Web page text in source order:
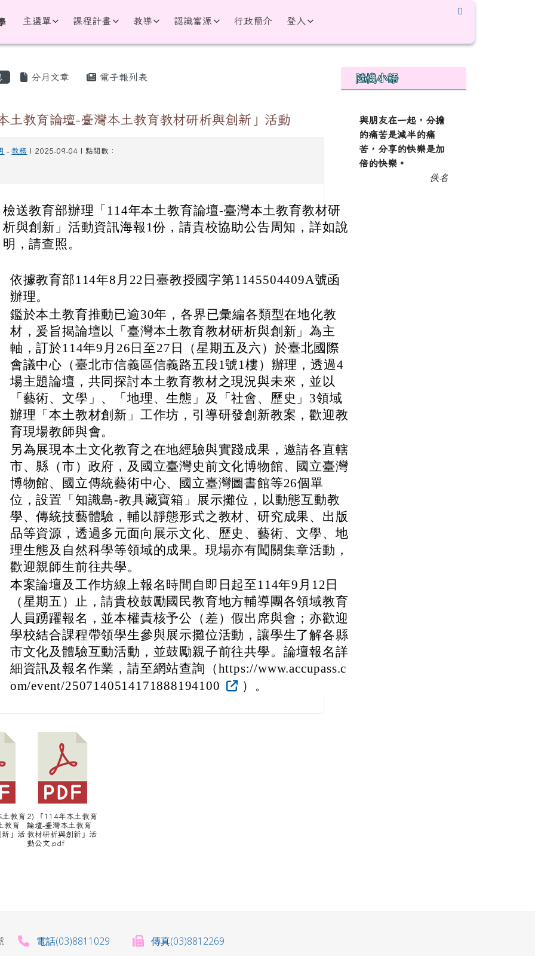
主選單 課程計畫 教導 認識富源 行政簡介 登入
域分月文章 電子報列表
土教育論壇-臺灣本土教育教材研析與創新」活動
-教務 | 2025-09-04 | 點閱數：
檢送教育部辦理「114年本土教育論壇-臺灣本土教育教材研
析與創新」活動資訊海報1份，請貴校協助公告周知，詳如說
明，請查照。
依據教育部114年8月22日臺教授國字第1145504409A號函
辦理。
鑑於本土教育推動已逾30年，各界已彙編各類型在地化教
材，爰旨揭論壇以「臺灣本土教育教材研析與創新」為主
軸，訂於114年9月26日至27日（星期五及六）於臺北國際
會議中心（臺北市信義區信義路五段1號1樓）辦理，透過4
場主題論壇，共同探討本土教育教材之現況與未來，並以
「藝術、文學」、「地理、生態」及「社會、歷史」3領域
辦理「本土教材創新」工作坊，引導研發創新教案，歡迎教
育現場教師與會。
另為展現本土文化教育之在地經驗與實踐成果，邀請各直轄
市、縣（市）政府，及國立臺灣史前文化博物館、國立臺灣
博物館、國立傳統藝術中心、國立臺灣圖書館等26個單
位，設置「知識島-教具藏寶箱」展示攤位，以動態互動教
學、傳統技藝體驗，輔以靜態形式之教材、研究成果、出版
品等資源，透過多元面向展示文化、歷史、藝術、文學、地
理生態及自然科學等領域的成果。現場亦有闖關集章活動，
歡迎親師生前往共學。
本案論壇及工作坊線上報名時間自即日起至114年9月12日
（星期五）止，請貴校鼓勵國民教育地方輔導團各領域教育
人員踴躍報名，並本權責核予公（差）假出席與會；亦歡迎
學校結合課程帶領學生參與展示攤位活動，讓學生了解各縣
市文化及體驗互動活動，並鼓勵親子前往共學。論壇報名詳
細資訊及報名作業，請至網站查詢（https://www.accupass.c
om/event/2507140514171888194100
）。
教育
教育
新」活
2) 「114年本土教育
論壇-臺灣本土教育
教材研析與創新」活
動公文.pdf
右邊區域內容
隨機小語
與朋友在一起，分擔
的痛苦是減半的痛
苦，分享的快樂是加
倍的快樂。
佚名
電話(03)8811029 傳真(03)8812269